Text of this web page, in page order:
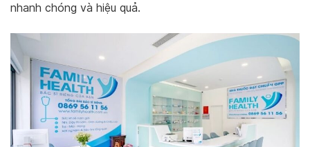
nhanh chóng và hiệu quả.